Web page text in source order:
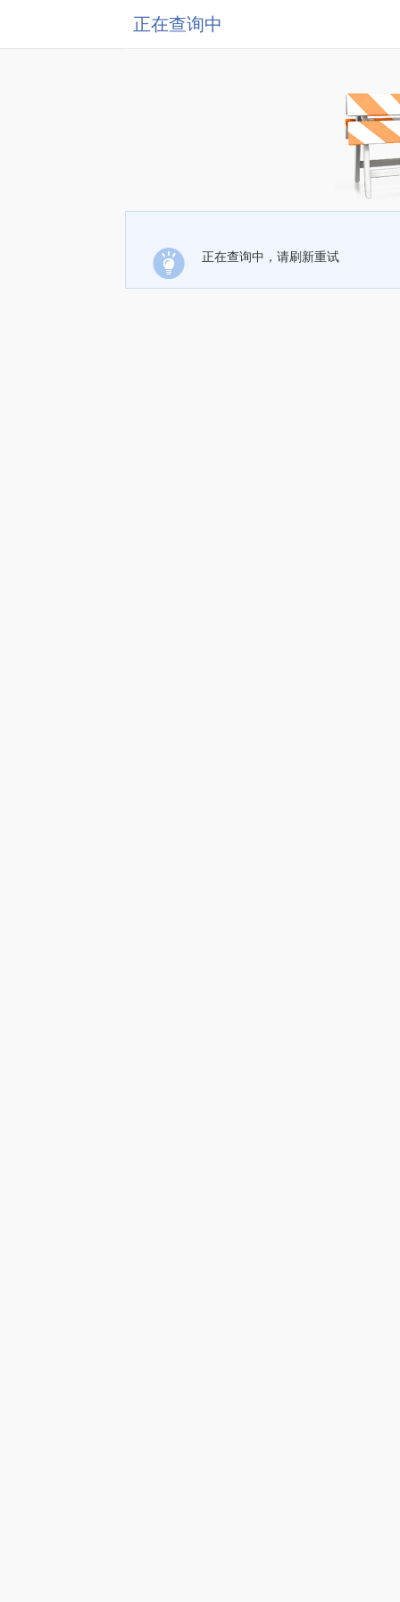
正在查询中
正在查询中，请刷新重试